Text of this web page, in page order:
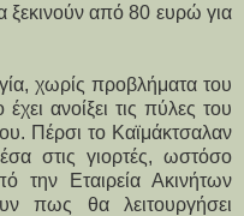
ξεκινούν από 80 ευρώ για
χωρίς προβλήματα του
ανοίξει τις πύλες του
Πέρσι το Καϊμάκτσαλαν
στις γιορτές, ωστόσο
την Εταιρεία Ακινήτων
πως θα λειτουργήσει